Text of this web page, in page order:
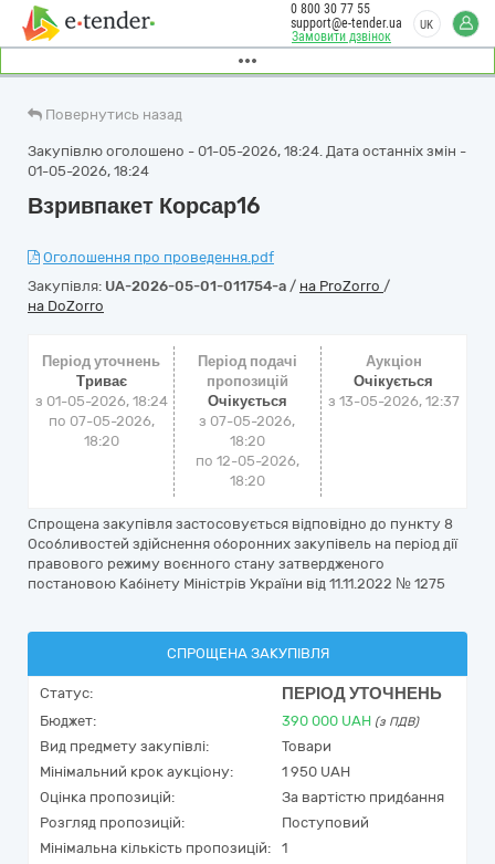
Замовити дзвінок
0 800 30 77 55
support@e-tender.ua
UK
Повернутись назад
Закупівлю оголошено - 01-05-2026, 18:24. Дата останніх змін -
01-05-2026, 18:24
Взривпакет Корсар16
Оголошення про проведення.pdf
Закупівля: UA-2026-05-01-011754-a / на ProZorro /
на DoZorro
Період уточнень
Триває
з 01-05-2026, 18:24
по 07-05-2026,
18:20
Період подачі
пропозицій
Очікується
з 07-05-2026,
18:20
по 12-05-2026,
18:20
Аукціон
Очікується
з 13-05-2026, 12:37
Спрощена закупівля застосовується відповідно до пункту 8
Особливостей здійснення оборонних закупівель на період дії
правового режиму воєнного стану затвердженого
постановою Кабінету Міністрів України від 11.11.2022 № 1275
СПРОЩЕНА ЗАКУПІВЛЯ
Статус: ПЕРІОД УТОЧНЕНЬ
Бюджет: 390 000 UAH (з ПДВ)
Вид предмету закупівлі:
Товари
Мінімальний крок аукціону:
1 950 UAH
Оцінка пропозицій:
За вартістю придбання
Розгляд пропозицій:
Поступовий
Мінімальна кількість пропозицій:
1